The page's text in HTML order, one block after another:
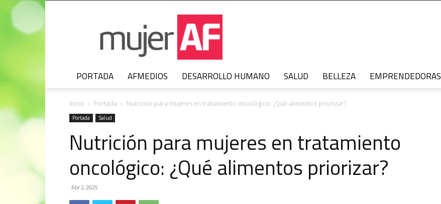
PORTADA AFMEDIOS DESARROLLO HUMANO SALUD BELLEZA EMPRENDEDORAS
Inicio Portada Nutrición para mujeres en tratamiento oncológico: ¿Qué alimentos priorizar?
Portada Salud
Nutrición para mujeres en tratamiento
oncológico: ¿Qué alimentos priorizar?
Abr 2, 2025